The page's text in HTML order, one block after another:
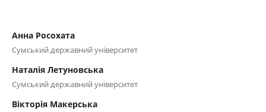
Анна Росохата
Сумський державний університет
Наталія Летуновська
Сумський державний університет
Вікторія Макерська